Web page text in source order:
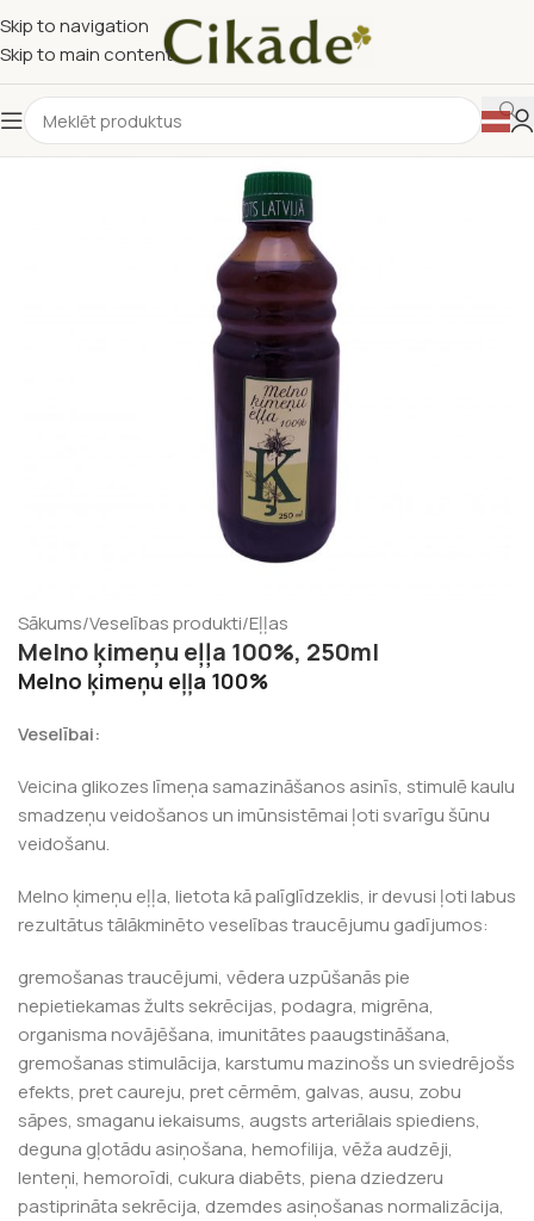
Skip to navigation
Skip to main content
Sākums/Veselības produkti/Eļļas
Melno ķimeņu eļļa 100%, 250ml
Melno ķimeņu eļļa 100%
Veselībai:
Veicina glikozes līmeņa samazināšanos asinīs, stimulē kaulu
smadzeņu veidošanos un imūnsistēmai ļoti svarīgu šūnu
veidošanu.
Melno ķimeņu eļļa, lietota kā palīglīdzeklis, ir devusi ļoti labus
rezultātus tālākminēto veselības traucējumu gadījumos:
gremošanas traucējumi, vēdera uzpūšanās pie
nepietiekamas žults sekrēcijas, podagra, migrēna,
organisma novājēšana, imunitātes paaugstināšana,
gremošanas stimulācija, karstumu mazinošs un sviedrējošs
efekts, pret caureju, pret cērmēm, galvas, ausu, zobu
sāpes, smaganu iekaisums, augsts arteriālais spiediens,
deguna gļotādu asiņošana, hemofilija, vēža audzēji,
lenteņi, hemoroīdi, cukura diabēts, piena dziedzeru
pastiprināta sekrēcija, dzemdes asiņošanas normalizācija,